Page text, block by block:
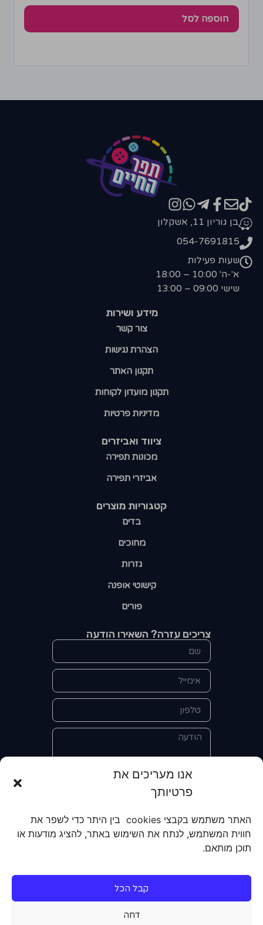
אנו מעריכים את
פרטיותך
האתר משתמש בקבצי cookies בין היתר כדי לשפר את
חווית המשתמש, לנתח את השימוש באתר, להציג מודעות או
תוכן מותאם.
קבל הכל
דחה
הוספה לסל
קטגוריות מוצרים​
בדים
מחוכים
גזרות
קישוטי אופנה
פורים
ציווד ואביזרים
מכונות תפירה
אביזרי תפירה
מידע ושירות
צור קשר
הצהרת נגישות
תקנון האתר
תקנון מועדון לקוחות
מדיניות פרטיות
בן גוריון 11, אשקלון
054-7691815
שעות פעילות
א'-ה' 10:00 – 18:00
שישי 09:00 – 13:00
צריכים עזרה? השאירו הודעה
אני מאשר/ת את מסירת הפרטים
קבלת מידע על מוצרים, שירותים, מועדון
לקוחות. אני מודע/ת שאוכל לבטל את
הרישום שלי בכל עת ושעל מסירת הפרטים